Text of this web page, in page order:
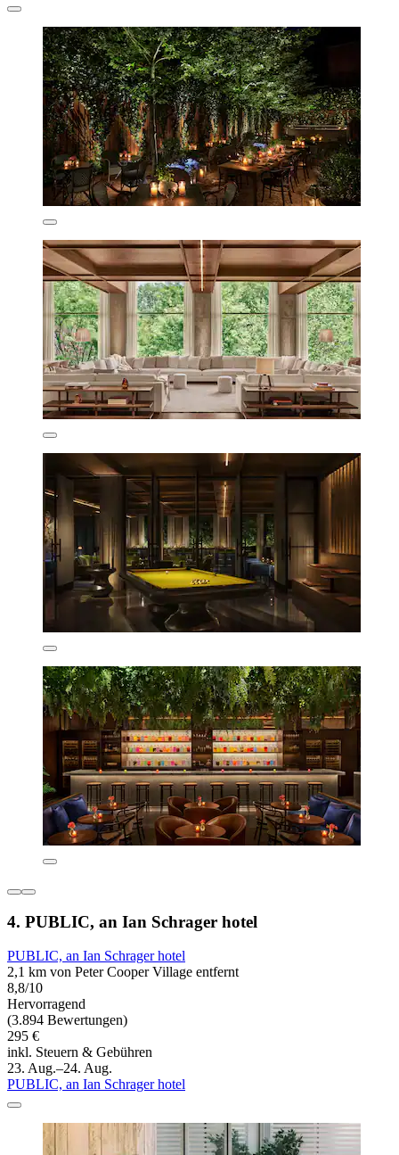
4. PUBLIC, an Ian Schrager hotel
PUBLIC, an Ian Schrager hotel
2,1 km von Peter Cooper Village entfernt
8,8/10
Hervorragend
(3.894 Bewertungen)
295 €
inkl. Steuern & Gebühren
23. Aug.–24. Aug.
PUBLIC, an Ian Schrager hotel